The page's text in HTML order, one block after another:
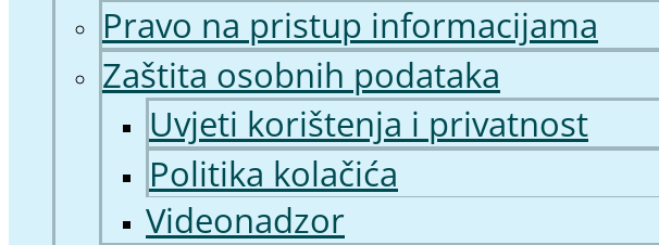
Pravo na pristup informacijama
Zaštita osobnih podataka
Uvjeti korištenja i privatnost
Politika kolačića
Videonadzor